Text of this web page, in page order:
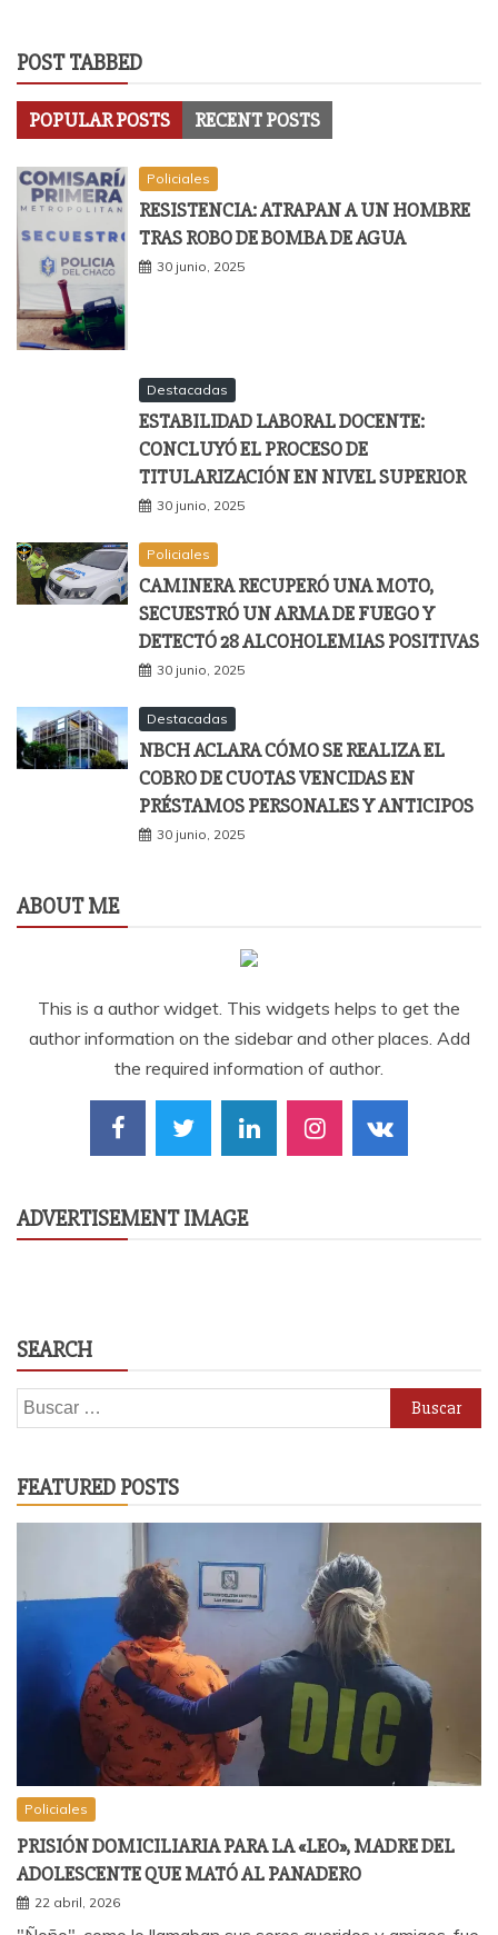
POST TABBED
POPULAR POSTS RECENT POSTS
Policiales
RESISTENCIA: ATRAPAN A UN HOMBRE
TRAS ROBO DE BOMBA DE AGUA
30 junio, 2025
Destacadas
ESTABILIDAD LABORAL DOCENTE:
CONCLUYÓ EL PROCESO DE
TITULARIZACIÓN EN NIVEL SUPERIOR
30 junio, 2025
Policiales
CAMINERA RECUPERÓ UNA MOTO,
SECUESTRÓ UN ARMA DE FUEGO Y
DETECTÓ 28 ALCOHOLEMIAS POSITIVAS
30 junio, 2025
Destacadas
NBCH ACLARA CÓMO SE REALIZA EL
COBRO DE CUOTAS VENCIDAS EN
PRÉSTAMOS PERSONALES Y ANTICIPOS
30 junio, 2025
ABOUT ME
This is a author widget. This widgets helps to get the
author information on the sidebar and other places. Add
the required information of author.
ADVERTISEMENT IMAGE
SEARCH
Buscar:
FEATURED POSTS
Policiales
PRISIÓN DOMICILIARIA PARA LA «LEO», MADRE DEL
ADOLESCENTE QUE MATÓ AL PANADERO
22 abril, 2026